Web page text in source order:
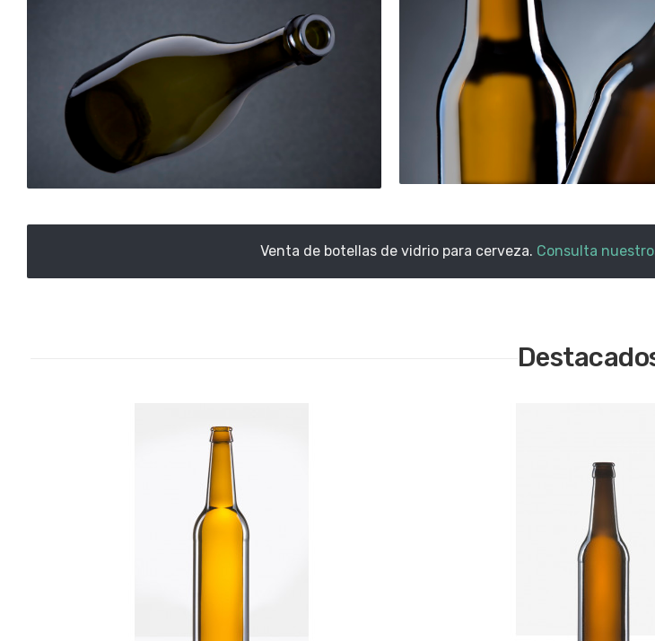
Venta de botellas de vidrio para cerveza. Consulta